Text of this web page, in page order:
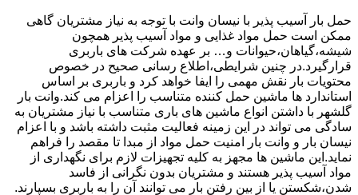
حمل بار آسیب پذیر با نیسان وانت با توجه به نیاز مشتریان گاهی
ممکن است حمل مواد غذایی و مواد آسیب پذیر همچون
شیشه،گیاهان،حیوانات و… بر عهده شرکت های باربری
قرارگیرد.در چنین شرایطی،اطلاع رسانی صحیح در خصوص
محتویات بار نقش مهمی را ایفا خواهد کرد و باربری بر اساس
استاندارد ها ماشین حمل کننده متناسب را اعزام می کند.وانت بار
گلشهر با داشتن انواع ماشین های باری متناسب با نیاز مشتریان به
سادگی می تواند در این زمینه فعالیت مثبت داشته باشد و با اعزام
نیسان بار و وانت بار امنیت حمل مواد از مبدا تا مقصد را فراهم
نماید.این ماشین ها مجهز به کلیه تجهیزات لازم برای نگهداری از
مواد آسیب پذیر هستند و مشتریان بدون نگرانی از فاسد
شدن،شکستن یا از بین رفتن بار می توانند آن را به باربری بسپارند.